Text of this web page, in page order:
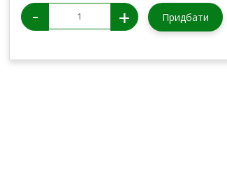
- + Придбати